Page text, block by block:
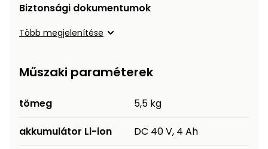
Biztonsági dokumentumok
Több megjelenítése
Műszaki paraméterek
tömeg 5,5 kg
akkumulátor Li-ion DC 40 V, 4 Ah